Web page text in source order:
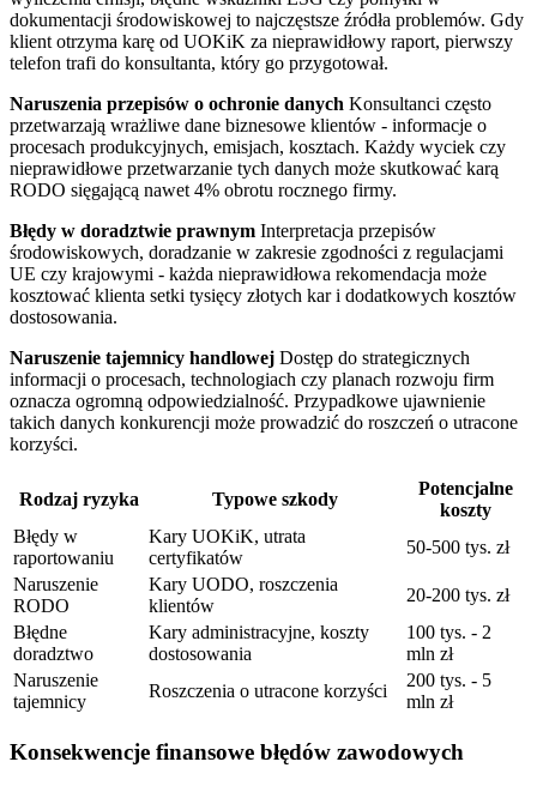
dokumentacji środowiskowej to najczęstsze źródła problemów. Gdy
klient otrzyma karę od UOKiK za nieprawidłowy raport, pierwszy
telefon trafi do konsultanta, który go przygotował.
Naruszenia przepisów o ochronie danych Konsultanci często
przetwarzają wrażliwe dane biznesowe klientów - informacje o
procesach produkcyjnych, emisjach, kosztach. Każdy wyciek czy
nieprawidłowe przetwarzanie tych danych może skutkować karą
RODO sięgającą nawet 4% obrotu rocznego firmy.
Błędy w doradztwie prawnym Interpretacja przepisów
środowiskowych, doradzanie w zakresie zgodności z regulacjami
UE czy krajowymi - każda nieprawidłowa rekomendacja może
kosztować klienta setki tysięcy złotych kar i dodatkowych kosztów
dostosowania.
Naruszenie tajemnicy handlowej Dostęp do strategicznych
informacji o procesach, technologiach czy planach rozwoju firm
oznacza ogromną odpowiedzialność. Przypadkowe ujawnienie
takich danych konkurencji może prowadzić do roszczeń o utracone
korzyści.
Rodzaj ryzyka Typowe szkody
Potencjalne
koszty
Błędy w
raportowaniu
Kary UOKiK, utrata
certyfikatów
50-500 tys. zł
Naruszenie
RODO
Kary UODO, roszczenia
klientów
20-200 tys. zł
Błędne
doradztwo
Kary administracyjne, koszty
dostosowania
100 tys. - 2
mln zł
Naruszenie
tajemnicy
Roszczenia o utracone korzyści
200 tys. - 5
mln zł
Konsekwencje finansowe błędów zawodowych